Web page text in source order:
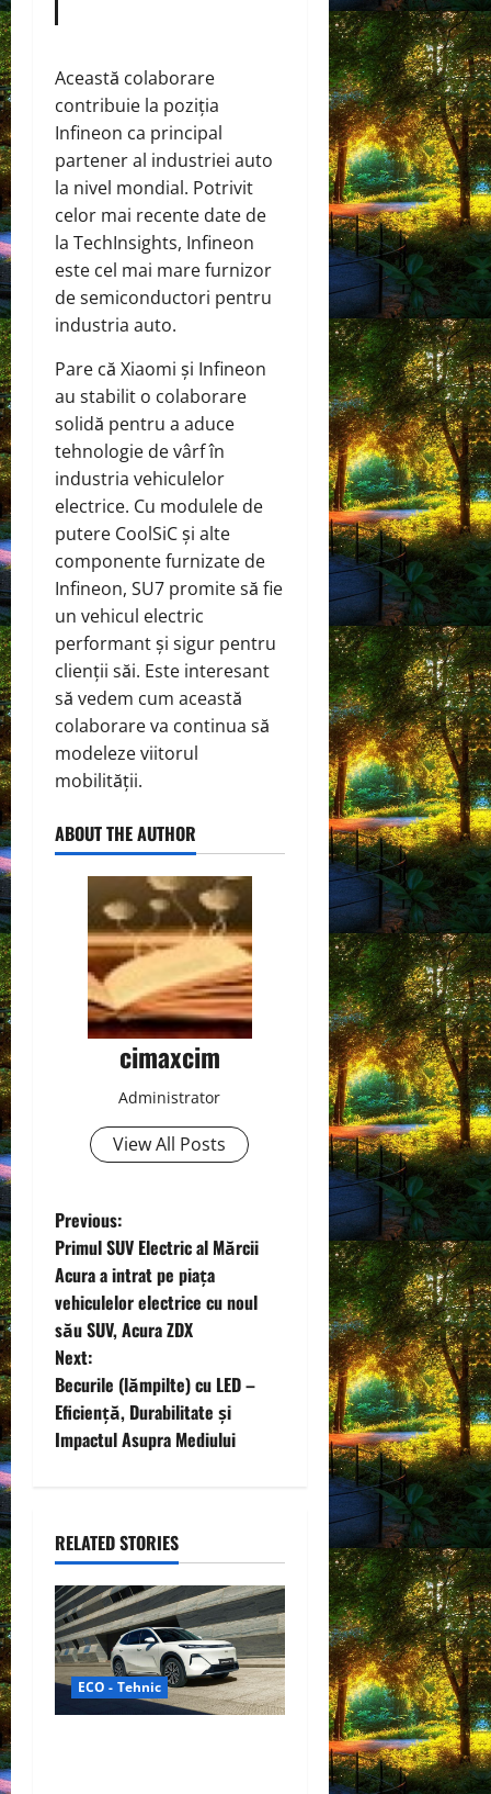
Această colaborare
contribuie la poziția
Infineon ca principal
partener al industriei auto
la nivel mondial. Potrivit
celor mai recente date de
la TechInsights, Infineon
este cel mai mare furnizor
de semiconductori pentru
industria auto.
Pare că Xiaomi și Infineon
au stabilit o colaborare
solidă pentru a aduce
tehnologie de vârf în
industria vehiculelor
electrice. Cu modulele de
putere CoolSiC și alte
componente furnizate de
Infineon, SU7 promite să fie
un vehicul electric
performant și sigur pentru
clienții săi. Este interesant
să vedem cum această
colaborare va continua să
modeleze viitorul
mobilității.
ABOUT THE AUTHOR
cimaxcim
Administrator
View All Posts
P
o
s
t
n
a
i
g
a
t
Previous:
Primul SUV Electric al Mărcii
Acura a intrat pe piața
vehiculelor electrice cu noul
său SUV, Acura ZDX
Next:
Becurile (lămpilte) cu LED –
Eficiență, Durabilitate și
Impactul Asupra Mediului
RELATED STORIES
ECO - Tehnic